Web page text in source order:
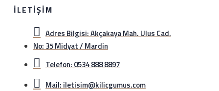
İLETIŞIM
Adres Bilgisi: Akçakaya Mah. Ulus Cad.
No: 35 Midyat / Mardin
Telefon: 0534 888 8897
Mail: iletisim@kilicgumus.com